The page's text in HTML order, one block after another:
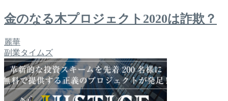
金のなる木プロジェクト2020は詐欺？
麗華
副業タイムズ